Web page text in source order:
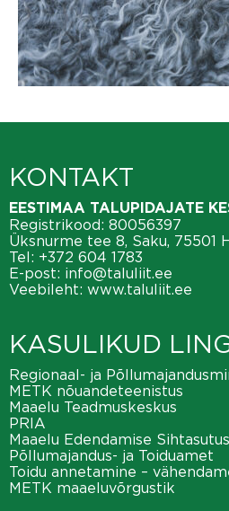
KONTAKT
EESTIMAA TALUPIDAJATE
Registrikood: 80056397
Üksnurme tee 8, Saku, 75501
Tel: +372 604 1783
E-post: info@taluliit.ee
Veebileht: www.taluliit.ee
KASULIKUD
Regionaal- ja
METK nõuandeteenistus
Maaelu Teadmuskeskus
PRIA
Maaelu Edendamise Sihtasutus
Põllumajandus- ja Toiduamet
Toidu annetamine –
METK maaeluvõrgustik